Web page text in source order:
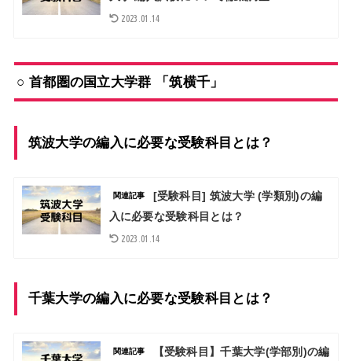
2023.01.14
○ 首都圏の国立大学群 「筑横千」
筑波大学の編入に必要な受験科目とは？
関連記事
[受験科目] 筑波大学 (学類別)の編
入に必要な受験科目とは？
2023.01.14
千葉大学の編入に必要な受験科目とは？
関連記事
【受験科目】千葉大学(学部別)の編